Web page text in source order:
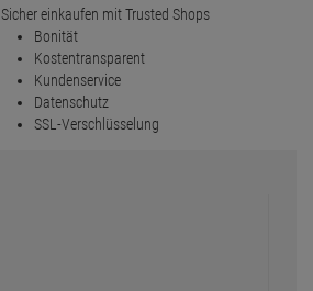
Sicher einkaufen mit Trusted Shops
Bonität
Kostentransparent
Kundenservice
Datenschutz
SSL-Verschlüsselung